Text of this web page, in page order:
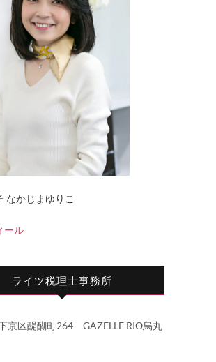
なかじまゆりこ
ール
ライツ税理士事務所
京区醍醐町264 GAZELLE RIO烏丸